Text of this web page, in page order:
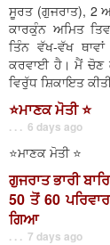
ਸੂਰਤ (ਗੁਜਰਾਤ),
ਕਾਰਕੁੰਨ ਅਮਿਤ
ਤਿੰਨ ਵੱਖ-ਵੱਖ
ਕਰਵਾਈ ਹੈ। ਮੈਂ ਚੋਣ
ਵਿਰੁੱਧ ਸ਼ਿਕਾਇਤ
⭐️ਮਾਣਕ ਮੋਤੀ ⭐️
. . . 6 days ago
⭐️ਮਾਣਕ ਮੋਤੀ ⭐️
ਗੁਜਰਾਤ ਭਾਰੀ
50 ਤੋਂ 60
ਗਿਆ
. . . 7 days ago